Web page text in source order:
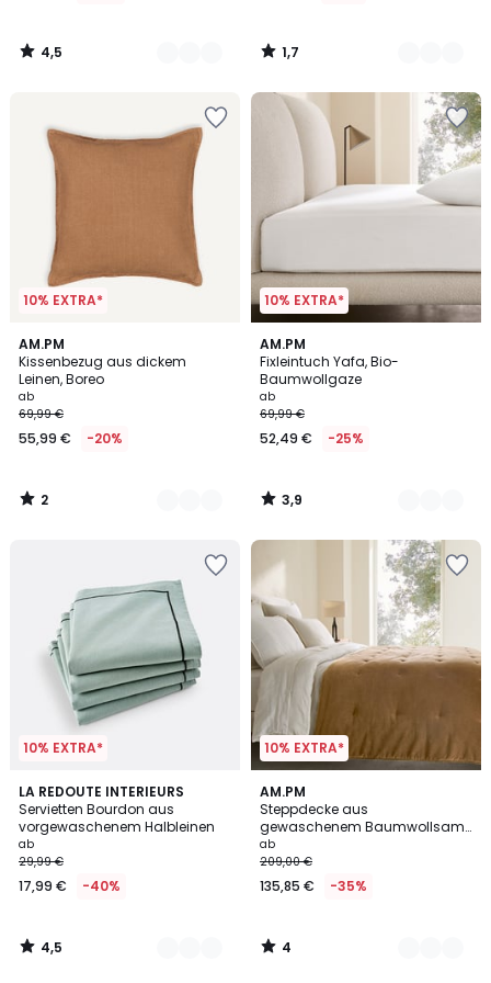
4,5
/
1,7
/
10% EXTRA*
AM.PM
Kissenbezug aus dickem
Leinen, Boreo
ab
69,99 €
55,99 € -20%
2
/
5
7
Farben
2
/
10% EXTRA*
AM.PM
Fixleintuch Yafa, Bio-
Baumwollgaze
ab
69,99 €
52,49 € -25%
3,9
/ 5
20
Farben
3,9
/
10% EXTRA*
LA REDOUTE INTERIEURS
Servietten Bourdon aus
vorgewaschenem Halbleinen
ab
29,99 €
17,99 € -40%
4,5
/ 5
7
Farben
4,5
/
10% EXTRA*
AM.PM
Steppdecke aus
gewaschenem Baumwollsamt,
Parma
ab
209,00 €
135,85 € -35%
4
/
5
4
Farben
4
/